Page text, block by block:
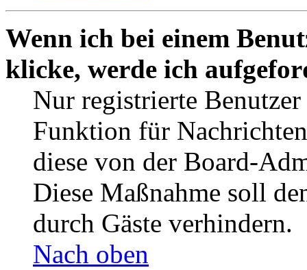
Wenn ich bei einem
klicke, werde ich
Nur registrierte
Funktion für
diese von der Board-
Diese Maßnahme soll
durch Gäste verhindern.
Nach oben